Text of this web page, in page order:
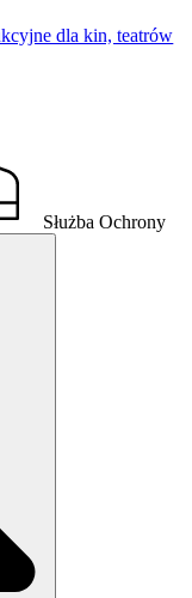
dla kin, teatrów
Służba Ochrony